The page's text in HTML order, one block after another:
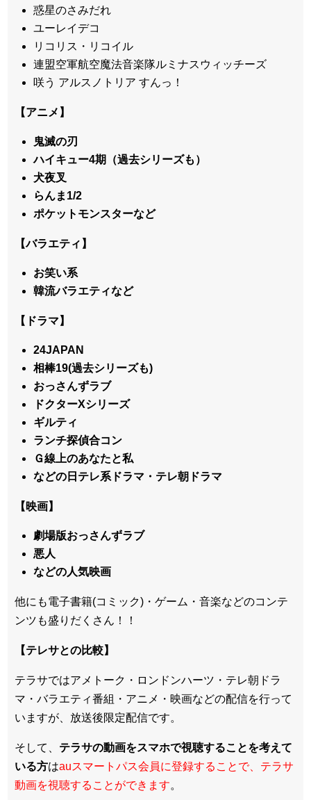
惑星のさみだれ
ユーレイデコ
リコリス・リコイル
連盟空軍航空魔法音楽隊ルミナスウィッチーズ
咲う アルスノトリア すんっ！
【アニメ】
鬼滅の刃
ハイキュー4期（過去シリーズも）
犬夜叉
らんま1/2
ポケットモンスターなど
【バラエティ】
お笑い系
韓流バラエティなど
【ドラマ】
24JAPAN
相棒19(過去シリーズも)
おっさんずラブ
ドクターXシリーズ
ギルティ
ランチ探偵合コン
Ｇ線上のあなたと私
などの日テレ系ドラマ・テレ朝ドラマ
【映画】
劇場版おっさんずラブ
悪人
などの人気映画
他にも電子書籍(コミック)・ゲーム・音楽などのコンテ
ンツも盛りだくさん！！
【テレサとの比較】
テラサではアメトーク・ロンドンハーツ・テレ朝ドラ
マ・バラエティ番組・アニメ・映画などの配信を行って
いますが、放送後限定配信です。
そして、 テラサの動画をスマホで視聴することを考えて
いる方はauスマートパス会員に登録することで、テラサ
動画を視聴することができます。